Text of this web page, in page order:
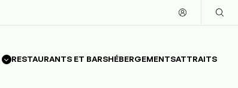
RESTAURANTS ET BARSHÉBERGEMENTSATTRAITS